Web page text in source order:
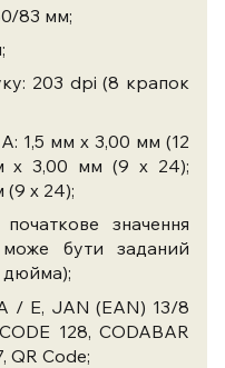
83 мм;
203 dpi (8 крапок
1,5 мм х 3,00 мм (12
х 3,00 мм (9 х 24);
х 24);
значення
бути заданий
дюйма);
/ E, JAN (EAN) 13/8
128, CODABAR
QR Code;